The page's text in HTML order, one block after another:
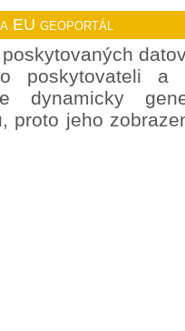
EU geoportál
poskytovateli a
dynamicky
proto jeho